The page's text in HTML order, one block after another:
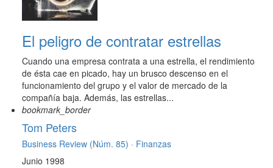
El peligro de contratar estrellas
Cuando una empresa contrata a una estrella, el rendimiento
de ésta cae en picado, hay un brusco descenso en el
funcionamiento del grupo y el valor de mercado de la
compañía baja. Además, las estrellas...
bookmark_border
Tom Peters
Business Review (Núm. 85) · Finanzas
Junio 1998